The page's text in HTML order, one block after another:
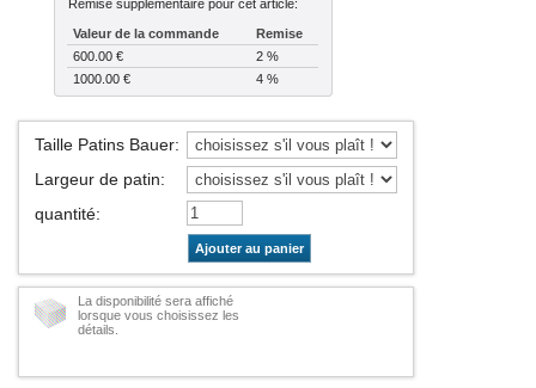
Remise supplémentaire pour cet article:
Valeur de la commande
Remise
600.00 €
2 %
1000.00 €
4 %
Taille Patins Bauer:
Largeur de patin:
quantité:
Ajouter au panier
La disponibilité sera affiché
lorsque vous choisissez les
détails.